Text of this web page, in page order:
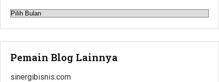
Arsip
Pemain Blog Lainnya
sinergibisnis.com